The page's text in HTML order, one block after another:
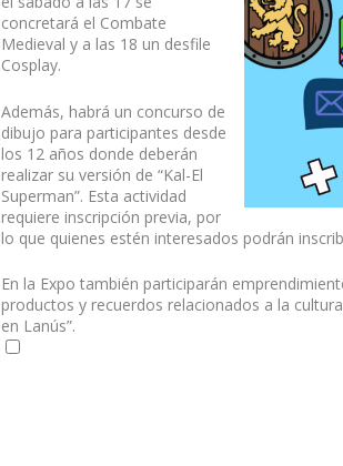
concretará el Combate
Medieval y a las 18 un desfile
Cosplay.
Además, habrá un concurso de
dibujo para participantes desde
los 12 años donde deberán
realizar su versión de “Kal-El
Superman”. Esta actividad
requiere inscripción previa, por
lo que quienes estén interesados podrán
En la Expo también participarán
productos y recuerdos relacionados a la
en Lanús”.